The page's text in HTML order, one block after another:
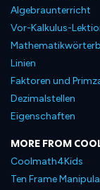
Algebraunterricht
Vor-Kalkulus-
Linien
Faktoren und
Dezimalstellen
Eigenschaften
MORE FROM
Coolmath4Kids
Ten Frame